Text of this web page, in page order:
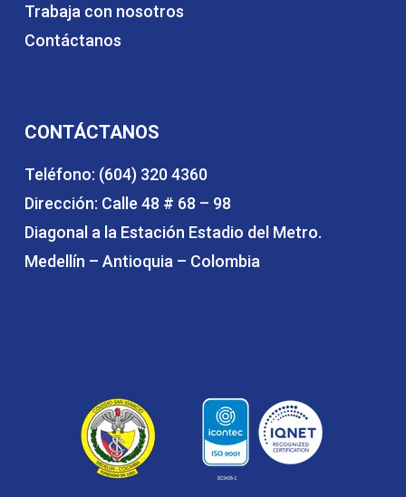
Trabaja con nosotros
Contáctanos
CONTÁCTANOS
Teléfono: (604) 320 4360
Dirección: Calle 48 # 68 – 98
Diagonal a la Estación Estadio del Metro.
Medellín – Antioquia – Colombia